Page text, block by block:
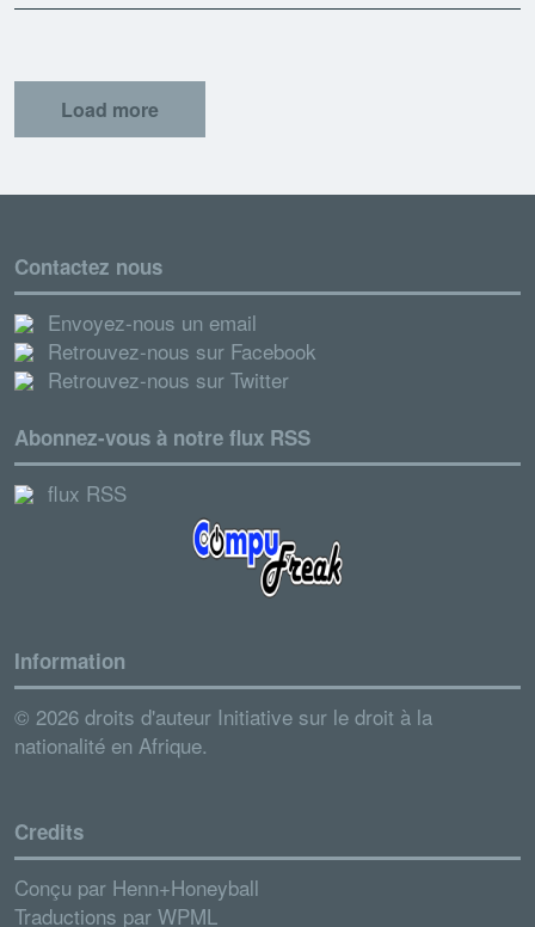
Load more
Contactez nous
Envoyez-nous un email
Retrouvez-nous sur Facebook
Retrouvez-nous sur Twitter
Abonnez-vous à notre flux RSS
flux RSS
Information
© 2026 droits d'auteur Initiative sur le droit à la
nationalité en Afrique.
Credits
Conçu par Henn+Honeyball
Traductions par WPML